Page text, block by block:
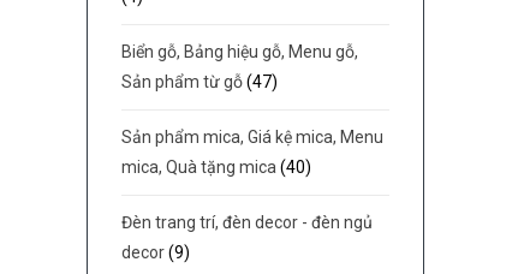
Biển gỗ, Bảng hiệu gỗ, Menu gỗ,
Sản phẩm từ gỗ(47)
Sản phẩm mica, Giá kệ mica, Menu
mica, Quà tặng mica(40)
Đèn trang trí, đèn decor - đèn ngủ
decor(9)